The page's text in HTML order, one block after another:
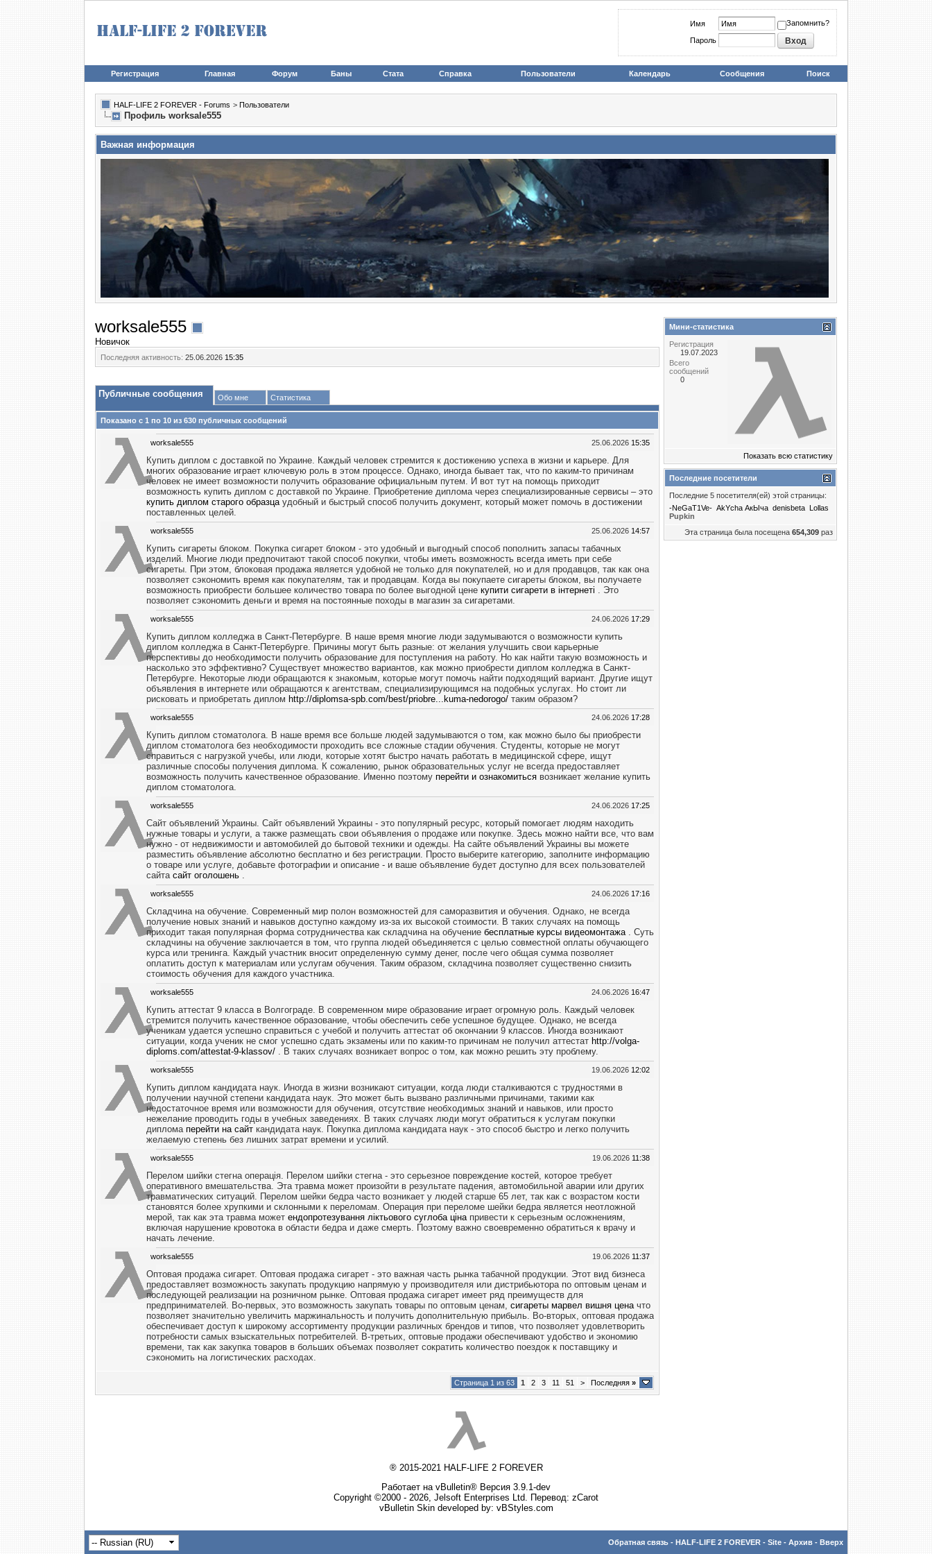
Имя Запомнить?
Пароль
Регистрация Главная Форум Баны Стата Справка Пользователи Календарь Сообщения Поиск
HALF-LIFE 2 FOREVER - Forums > Пользователи
Профиль worksale555
Важная информация
worksale555
Новичок
Последняя активность: 25.06.2026 15:35
Публичные сообщения Обо мне Статистика
Показано с 1 по 10 из 630 публичных сообщений
25.06.2026 15:35
worksale555
Купить диплом с доставкой по Украине. Каждый человек стремится к достижению успеха в жизни и карьере. Для
многих образование играет ключевую роль в этом процессе. Однако, иногда бывает так, что по каким-то причинам
человек не имеет возможности получить образование официальным путем. И вот тут на помощь приходит
возможность купить диплом с доставкой по Украине. Приобретение диплома через специализированные сервисы – это
купить диплом старого образцаудобный и быстрый способ получить документ, который может помочь в достижении
поставленных целей.
25.06.2026 14:57
worksale555
Купить сигареты блоком. Покупка сигарет блоком - это удобный и выгодный способ пополнить запасы табачных
изделий. Многие люди предпочитают такой способ покупки, чтобы иметь возможность всегда иметь при себе
сигареты. При этом, блоковая продажа является удобной не только для покупателей, но и для продавцов, так как она
позволяет сэкономить время как покупателям, так и продавцам. Когда вы покупаете сигареты блоком, вы получаете
возможность приобрести большее количество товара по более выгодной цене купити сигарети в інтернеті . Это
позволяет сэкономить деньги и время на постоянные походы в магазин за сигаретами.
24.06.2026 17:29
worksale555
Купить диплом колледжа в Санкт-Петербурге. В наше время многие люди задумываются о возможности купить
диплом колледжа в Санкт-Петербурге. Причины могут быть разные: от желания улучшить свои карьерные
перспективы до необходимости получить образование для поступления на работу. Но как найти такую возможность и
насколько это эффективно? Существует множество вариантов, как можно приобрести диплом колледжа в Санкт-
Петербурге. Некоторые люди обращаются к знакомым, которые могут помочь найти подходящий вариант. Другие ищут
объявления в интернете или обращаются к агентствам, специализирующимся на подобных услугах. Но стоит ли
рисковать и приобретать диплом http://diplomsa-spb.com/best/priobre...kuma-nedorogo/ таким образом?
24.06.2026 17:28
worksale555
Купить диплом стоматолога. В наше время все больше людей задумываются о том, как можно было бы приобрести
диплом стоматолога без необходимости проходить все сложные стадии обучения. Студенты, которые не могут
справиться с нагрузкой учебы, или люди, которые хотят быстро начать работать в медицинской сфере, ищут
различные способы получения диплома. К сожалению, рынок образовательных услуг не всегда предоставляет
возможность получить качественное образование. Именно поэтому перейти и ознакомиться возникает желание купить
диплом стоматолога.
24.06.2026 17:25
worksale555
Сайт объявлений Украины. Сайт объявлений Украины - это популярный ресурс, который помогает людям находить
нужные товары и услуги, а также размещать свои объявления о продаже или покупке. Здесь можно найти все, что вам
нужно - от недвижимости и автомобилей до бытовой техники и одежды. На сайте объявлений Украины вы можете
разместить объявление абсолютно бесплатно и без регистрации. Просто выберите категорию, заполните информацию
о товаре или услуге, добавьте фотографии и описание - и ваше объявление будет доступно для всех пользователей
сайта сайт оголошень .
24.06.2026 17:16
worksale555
Складчина на обучение. Современный мир полон возможностей для саморазвития и обучения. Однако, не всегда
получение новых знаний и навыков доступно каждому из-за их высокой стоимости. В таких случаях на помощь
приходит такая популярная форма сотрудничества как складчина на обучение бесплатные курсы видеомонтажа. Суть
складчины на обучение заключается в том, что группа людей объединяется с целью совместной оплаты обучающего
курса или тренинга. Каждый участник вносит определенную сумму денег, после чего общая сумма позволяет
оплатить доступ к материалам или услугам обучения. Таким образом, складчина позволяет существенно снизить
стоимость обучения для каждого участника.
24.06.2026 16:47
worksale555
Купить аттестат 9 класса в Волгограде. В современном мире образование играет огромную роль. Каждый человек
стремится получить качественное образование, чтобы обеспечить себе успешное будущее. Однако, не всегда
ученикам удается успешно справиться с учебой и получить аттестат об окончании 9 классов. Иногда возникают
ситуации, когда ученик не смог успешно сдать экзамены или по каким-то причинам не получил аттестат http://volga-
diploms.com/attestat-9-klassov/ . В таких случаях возникает вопрос о том, как можно решить эту проблему.
19.06.2026 12:02
worksale555
Купить диплом кандидата наук. Иногда в жизни возникают ситуации, когда люди сталкиваются с трудностями в
получении научной степени кандидата наук. Это может быть вызвано различными причинами, такими как
недостаточное время или возможности для обучения, отсутствие необходимых знаний и навыков, или просто
нежелание проводить годы в учебных заведениях. В таких случаях люди могут обратиться к услугам покупки
диплома перейти на сайт кандидата наук. Покупка диплома кандидата наук - это способ быстро и легко получить
желаемую степень без лишних затрат времени и усилий.
19.06.2026 11:38
worksale555
Перелом шийки стегна операція. Перелом шийки стегна - это серьезное повреждение костей, которое требует
оперативного вмешательства. Эта травма может произойти в результате падения, автомобильной аварии или других
травматических ситуаций. Перелом шейки бедра часто возникает у людей старше 65 лет, так как с возрастом кости
становятся более хрупкими и склонными к переломам. Операция при переломе шейки бедра является неотложной
мерой, так как эта травма может ендопротезування ліктьового суглоба цінапривести к серьезным осложнениям,
включая нарушение кровотока в области бедра и даже смерть. Поэтому важно своевременно обратиться к врачу и
начать лечение.
19.06.2026 11:37
worksale555
Оптовая продажа сигарет. Оптовая продажа сигарет - это важная часть рынка табачной продукции. Этот вид бизнеса
предоставляет возможность закупать продукцию напрямую у производителя или дистрибьютора по оптовым ценам и
последующей реализации на розничном рынке. Оптовая продажа сигарет имеет ряд преимуществ для
предпринимателей. Во-первых, это возможность закупать товары по оптовым ценам, сигареты марвел вишня ценачто
позволяет значительно увеличить маржинальность и получить дополнительную прибыль. Во-вторых, оптовая продажа
обеспечивает доступ к широкому ассортименту продукции различных брендов и типов, что позволяет удовлетворить
потребности самых взыскательных потребителей. В-третьих, оптовые продажи обеспечивают удобство и экономию
времени, так как закупка товаров в больших объемах позволяет сократить количество поездок к поставщику и
сэкономить на логистических расходах.
Страница 1 из 63 1 2 3 11 51 > Последняя »
Мини-статистика
Регистрация
19.07.2023
Всего
сообщений
0
Показать всю статистику
Последние посетители
Последние 5 посетителя(ей) этой страницы:
-NeGaT1Ve- AkYcha АкЫча denisbeta Lollas
Puрkin
Эта страница была посещена 654,309 раз
® 2015-2021 HALF-LIFE 2 FOREVER
Работает на vBulletin® Версия 3.9.1-dev
Copyright ©2000 - 2026, Jelsoft Enterprises Ltd. Перевод: zCarot
vBulletin Skin developed by: vBStyles.com
Обратная связь - HALF-LIFE 2 FOREVER - Site - Архив - Вверх